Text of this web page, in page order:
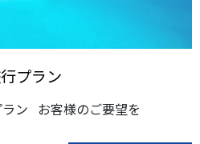
プラン
ン お客様のご要望を